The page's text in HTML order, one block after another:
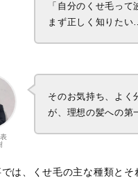
「自分のくせ毛っ
まず正しく知りたい
そのお気持ち、よく
が、理想の髪への第
では、くせ毛の主な種類と